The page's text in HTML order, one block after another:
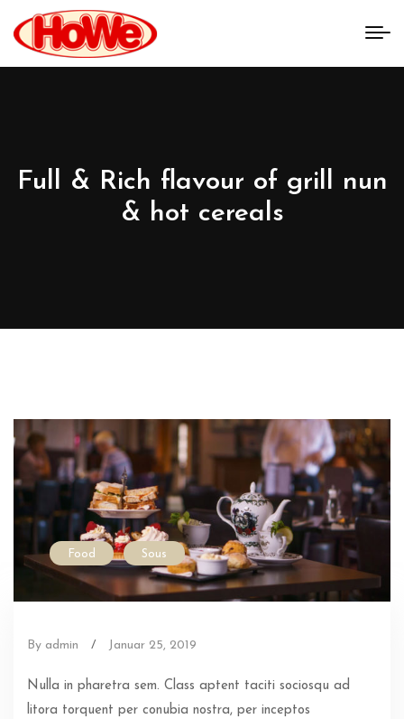
Full & Rich flavour of grill nun
& hot cereals
Food Sous
By admin / Januar 25, 2019
Nulla in pharetra sem. Class aptent taciti sociosqu ad
litora torquent per conubia nostra, per inceptos